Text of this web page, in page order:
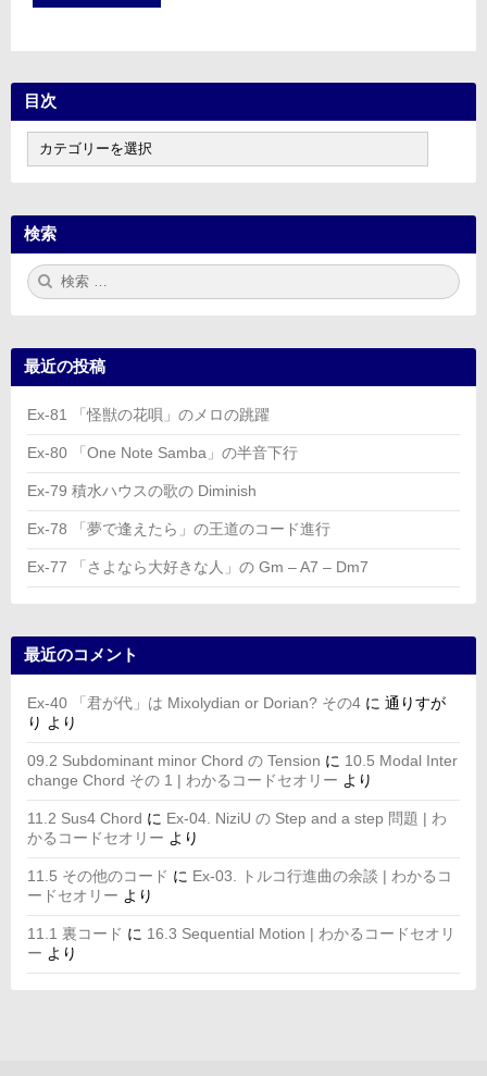
目次
次
検索
検
索:
最近の投稿
Ex-81 「怪獣の花唄」のメロの跳躍
Ex-80 「One Note Samba」の半音下行
Ex-79 積水ハウスの歌の Diminish
Ex-78 「夢で逢えたら」の王道のコード進行
Ex-77 「さよなら大好きな人」の Gm – A7 – Dm7
最近のコメント
Ex-40 「君が代」は Mixolydian or Dorian? その4 に 通りすが
り より
09.2 Subdominant minor Chord の Tension に 10.5 Modal Inter
change Chord その 1 | わかるコードセオリー より
11.2 Sus4 Chord に Ex-04. NiziU の Step and a step 問題 | わ
かるコードセオリー より
11.5 その他のコード に Ex-03. トルコ行進曲の余談 | わかるコ
ードセオリー より
11.1 裏コード に 16.3 Sequential Motion | わかるコードセオリ
ー より